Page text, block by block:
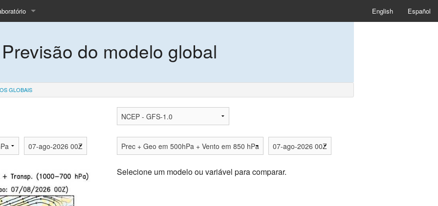
dados
English Español
Previsão do modelo global
GLOBAIS
Selecione um modelo ou variável para comparar.